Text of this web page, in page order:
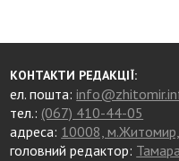
КОНТАКТИ РЕДАКЦІЇ:
ел. пошта:
тел.: (067) 410-44-05
адреса: 10008, м.Житомир,
головний редактор: